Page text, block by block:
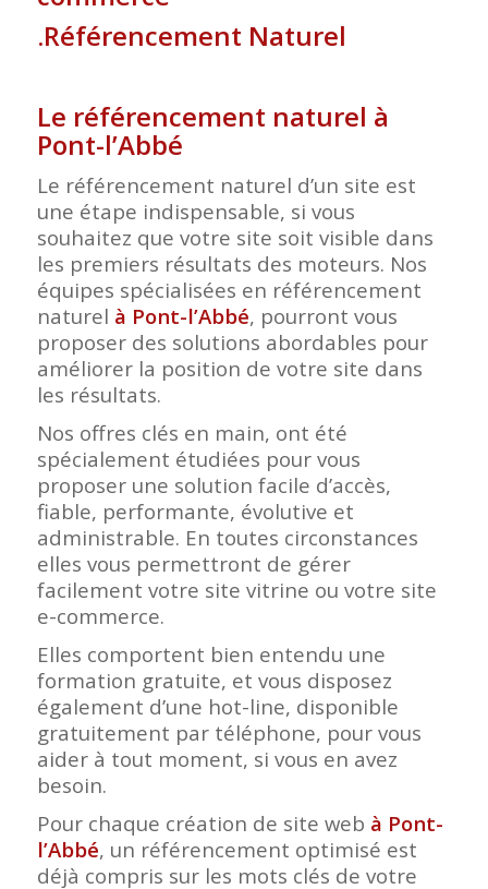
.Référencement Naturel
Le référencement naturel à
Pont-l’Abbé
Le référencement naturel d’un site est
une étape indispensable, si vous
souhaitez que votre site soit visible dans
les premiers résultats des moteurs. Nos
équipes spécialisées en référencement
naturel à Pont-l’Abbé, pourront vous
proposer des solutions abordables pour
améliorer la position de votre site dans
les résultats.
Nos offres clés en main, ont été
spécialement étudiées pour vous
proposer une solution facile d’accès,
fiable, performante, évolutive et
administrable. En toutes circonstances
elles vous permettront de gérer
facilement votre site vitrine ou votre site
e-commerce.
Elles comportent bien entendu une
formation gratuite, et vous disposez
également d’une hot-line, disponible
gratuitement par téléphone, pour vous
aider à tout moment, si vous en avez
besoin.
Pour chaque création de site web à Pont-
l’Abbé, un référencement optimisé est
déjà compris sur les mots clés de votre